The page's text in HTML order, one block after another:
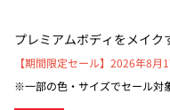
プレミアムボディをメイク
【期間限定セール】2026年8月
※一部の色・サイズでセール対